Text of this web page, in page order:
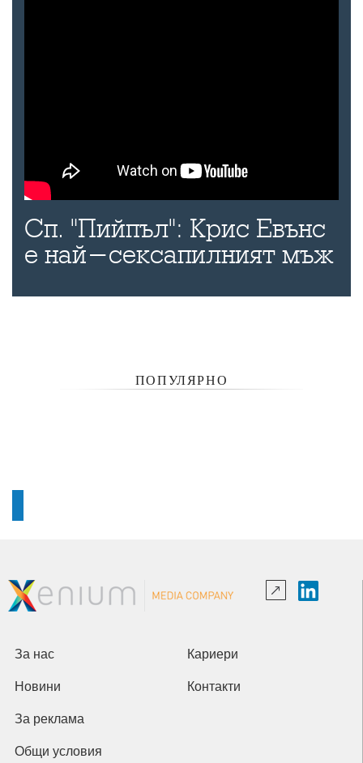
Сп. "Пийпъл": Крис Евънс
е най-сексапилният мъж
ПОПУЛЯРНО
За нас Кариери
Новини Контакти
За реклама
Общи условия